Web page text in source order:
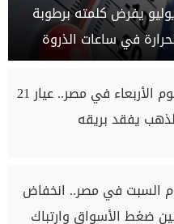
يفرض كلمته برطوبة
في ساعات الذروة
أسعار الذهب اليوم الأربعاء في مصر.. عيار 21
يفقد بريقه
السبت في مصر.. انخفاض
ضغط الأسواق وارتباك